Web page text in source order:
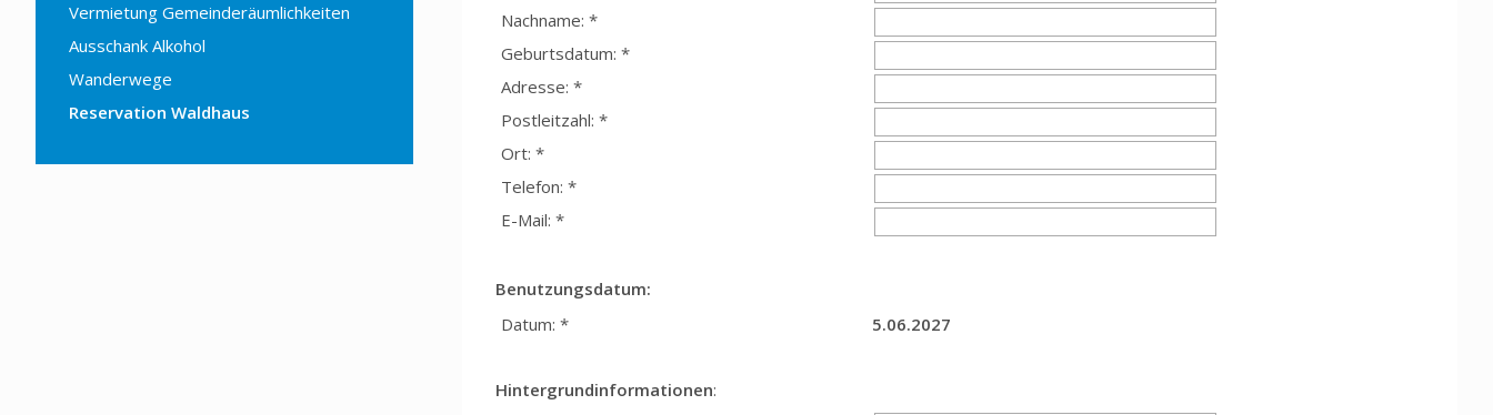
Vermietung Gemeinderäumlichkeiten
Ausschank Alkohol
Wanderwege
Reservation Waldhaus
Nachname: *
Geburtsdatum: *
Adresse: *
Postleitzahl: *
Ort: *
Telefon: *
E-Mail: *
Benutzungsdatum:
Datum: *
5.06.2027
Hintergrundinformationen: